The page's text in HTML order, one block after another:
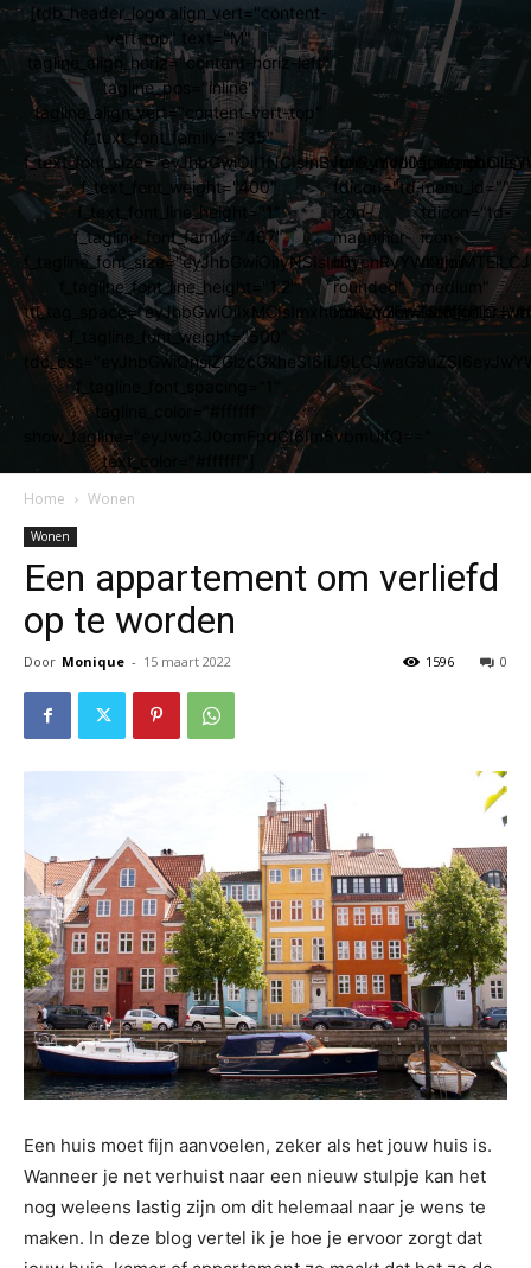
[tdb_header_logo align_vert="content-
vert-top" text="M"
tagline_align_horiz="content-horiz-left"
tagline_pos="inline"
tagline_align_vert="content-vert-top"
f_text_font_family="335"
f_text_font_weight="400"
f_text_font_line_height="1"
f_tagline_font_family="467"
f_tagline_font_line_height="1.2"
f_tagline_font_weight="500"
f_tagline_font_spacing="1"
tagline_color="#ffffff"
show_tagline="eyJwb3J0cmFpdCI6Im5vbmUifQ=="
text_color="#ffffff"]
[tdb_mobile_search
tdicon="td-
icon-
magnifier-
big-
rounded"
icon_color="#ffffff"]
menu_id=""
tdicon="td-
icon-
menu-
medium"
Home Wonen
Wonen
Een appartement om verliefd
op te worden
Door Monique - 15 maart 2022 0
1596
Een huis moet fijn aanvoelen, zeker als het jouw huis is.
Wanneer je net verhuist naar een nieuw stulpje kan het
nog weleens lastig zijn om dit helemaal naar je wens te
maken. In deze blog vertel ik je hoe je ervoor zorgt dat